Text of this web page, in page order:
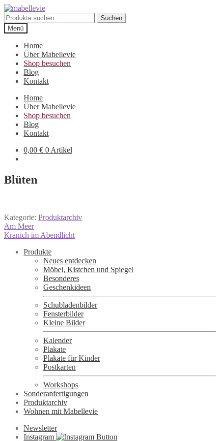
Zur
Navigation
springen
Zum
Inhalt
springen
Suchen
nach:
Suchen
Menü
Home
Über Mabellevie
Shop besuchen
Blog
Kontakt
Home
Über Mabellevie
Shop besuchen
Blog
Kontakt
0,00 € 0 Artikel
Blüten
Kategorie: Produktarchiv
Beitragsnavigation
Vorheriger
Beitrag:
Am Meer
Nächster
Kranich im Abendlicht
Produkte
Neues entdecken
Möbel, Kistchen und Spiegel
Besonderes
Geschenkideen
Schubladenbilder
Fensterbilder
Kleine Bilder
Kalender
Plakate
Plakate für Kinder
Postkarten
Workshops
Sonderanfertigungen
Produktarchiv
Wohnen mit Mabellevie
Newsletter
Instagram